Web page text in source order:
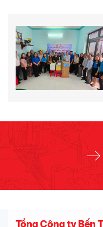
Tổng Công ty Bến